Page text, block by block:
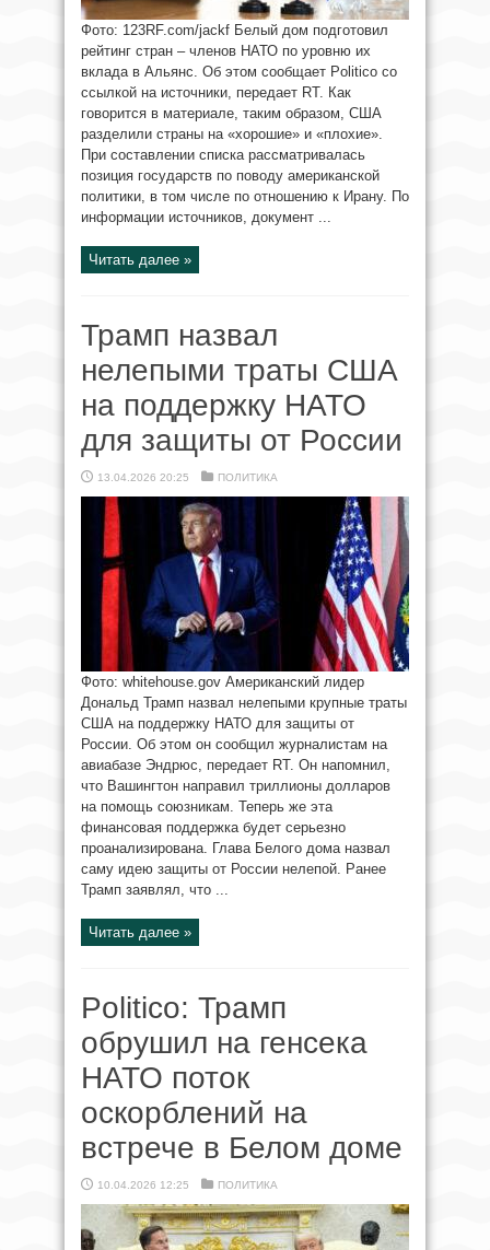
Фото: 123RF.com/jackf Белый дом подготовил
рейтинг стран – членов НАТО по уровню их
вклада в Альянс. Об этом сообщает Politico со
ссылкой на источники, передает RT. Как
говорится в материале, таким образом, США
разделили страны на «хорошие» и «плохие».
При составлении списка рассматривалась
позиция государств по поводу американской
политики, в том числе по отношению к Ирану. По
информации источников, документ ...
Читать далее »
Трамп назвал
нелепыми траты США
на поддержку НАТО
для защиты от России
13.04.2026 20:25 ПОЛИТИКА
Фото: whitehouse.gov Американский лидер
Дональд Трамп назвал нелепыми крупные траты
США на поддержку НАТО для защиты от
России. Об этом он сообщил журналистам на
авиабазе Эндрюс, передает RT. Он напомнил,
что Вашингтон направил триллионы долларов
на помощь союзникам. Теперь же эта
финансовая поддержка будет серьезно
проанализирована. Глава Белого дома назвал
саму идею защиты от России нелепой. Ранее
Трамп заявлял, что ...
Читать далее »
Politico: Трамп
обрушил на генсека
НАТО поток
оскорблений на
встрече в Белом доме
10.04.2026 12:25 ПОЛИТИКА